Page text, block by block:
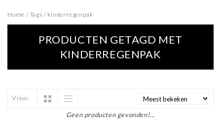
Home / Tags / kinderregenpak
PRODUCTEN GETAGD MET
KINDERREGENPAK
View:
Geen producten gevonden!...